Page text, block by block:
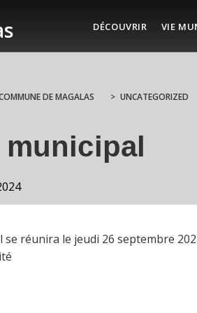
DÉCOUVRIR VIE
DE MAGALAS > UNCATEGORIZED
se réunira le jeudi 26 septembre